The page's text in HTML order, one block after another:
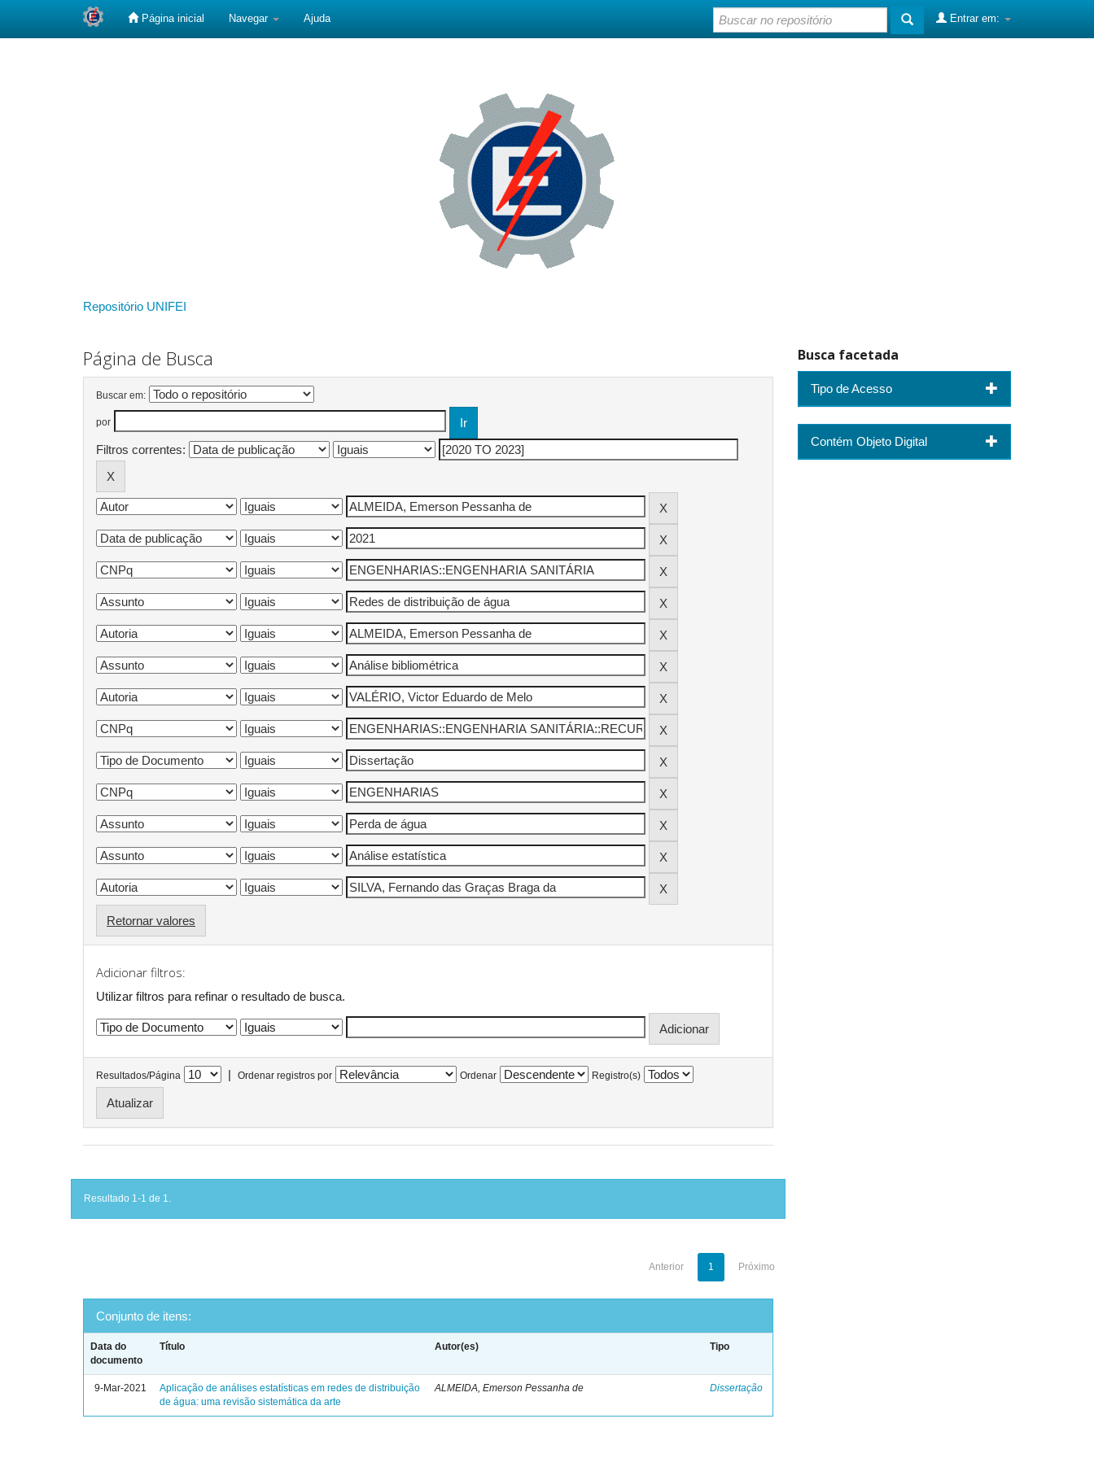
Página inicial Navegar Ajuda Entrar em:
Repositório UNIFEI
Página de Busca
Buscar em:
por
Filtros correntes:
Retornar valores
Adicionar filtros:
Utilizar filtros para refinar o resultado de busca.
Resultados/Página | Ordenar registros por Ordenar Registro(s)
Resultado 1-1 de 1.
Anterior 1 Próximo
Conjunto de itens:
Data do
documento
Título Autor(es) Tipo
9-Mar-2021
Aplicação de análises estatísticas em redes de distribuição
de água: uma revisão sistemática da arte
ALMEIDA, Emerson Pessanha de Dissertação
Busca facetada
Tipo de Acesso
Contém Objeto Digital